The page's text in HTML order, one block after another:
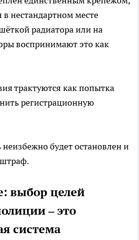
нестандартном месте
радиатора или на
воспринимают это как
трактуются как попытка
регистрационную
неизбежно будет остановлен и
выбор целей
– это
система